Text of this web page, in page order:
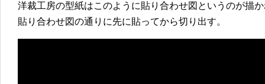
洋裁工房の型紙はこのように貼り合わせ図というのが描
貼り合わせ図の通りに先に貼ってから切り出す。